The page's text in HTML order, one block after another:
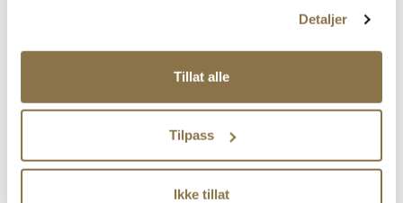
Detaljer
Tillat alle
Tilpass
Ikke tillat
Pris
999,-
Bunadsko til barn med borrelås
Pris
399,-